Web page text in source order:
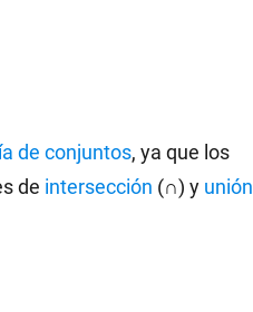
de conjuntos, ya que los
de intersección (∩) y unión